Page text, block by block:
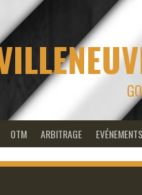
OTM ARBITRAGE EVÉNEMENTS